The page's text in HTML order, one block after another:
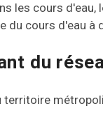
les cours
du cours d'eau à
du